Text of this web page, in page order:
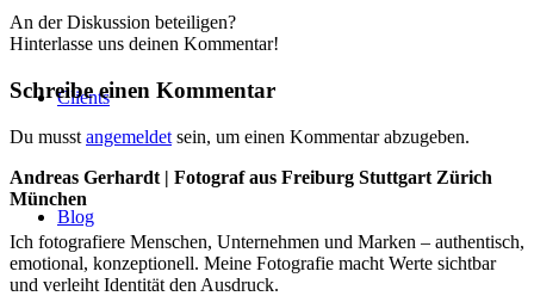
Clients
Blog
An der Diskussion beteiligen?
Hinterlasse uns deinen Kommentar!
Schreibe einen Kommentar
Du musst angemeldet sein, um einen Kommentar abzugeben.
Andreas Gerhardt | Fotograf aus Freiburg Stuttgart Zürich
München
Ich fotografiere Menschen, Unternehmen und Marken – authentisch,
emotional, konzeptionell. Meine Fotografie macht Werte sichtbar
und verleiht Identität den Ausdruck.